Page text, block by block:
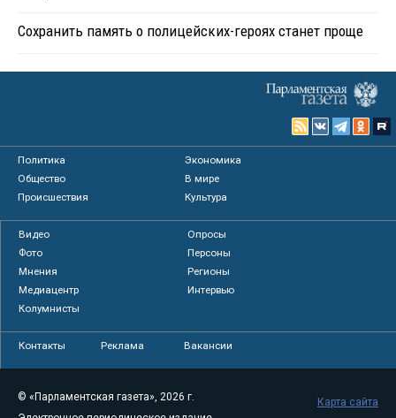
Сохранить память о полицейских-героях станет проще
Политика
Экономика
Общество
В мире
Происшествия
Культура
Видео
Опросы
Фото
Персоны
Мнения
Регионы
Медиацентр
Интервью
Колумнисты
Контакты Реклама Вакансии
© «Парламентская газета», 2026 г.
Карта сайта